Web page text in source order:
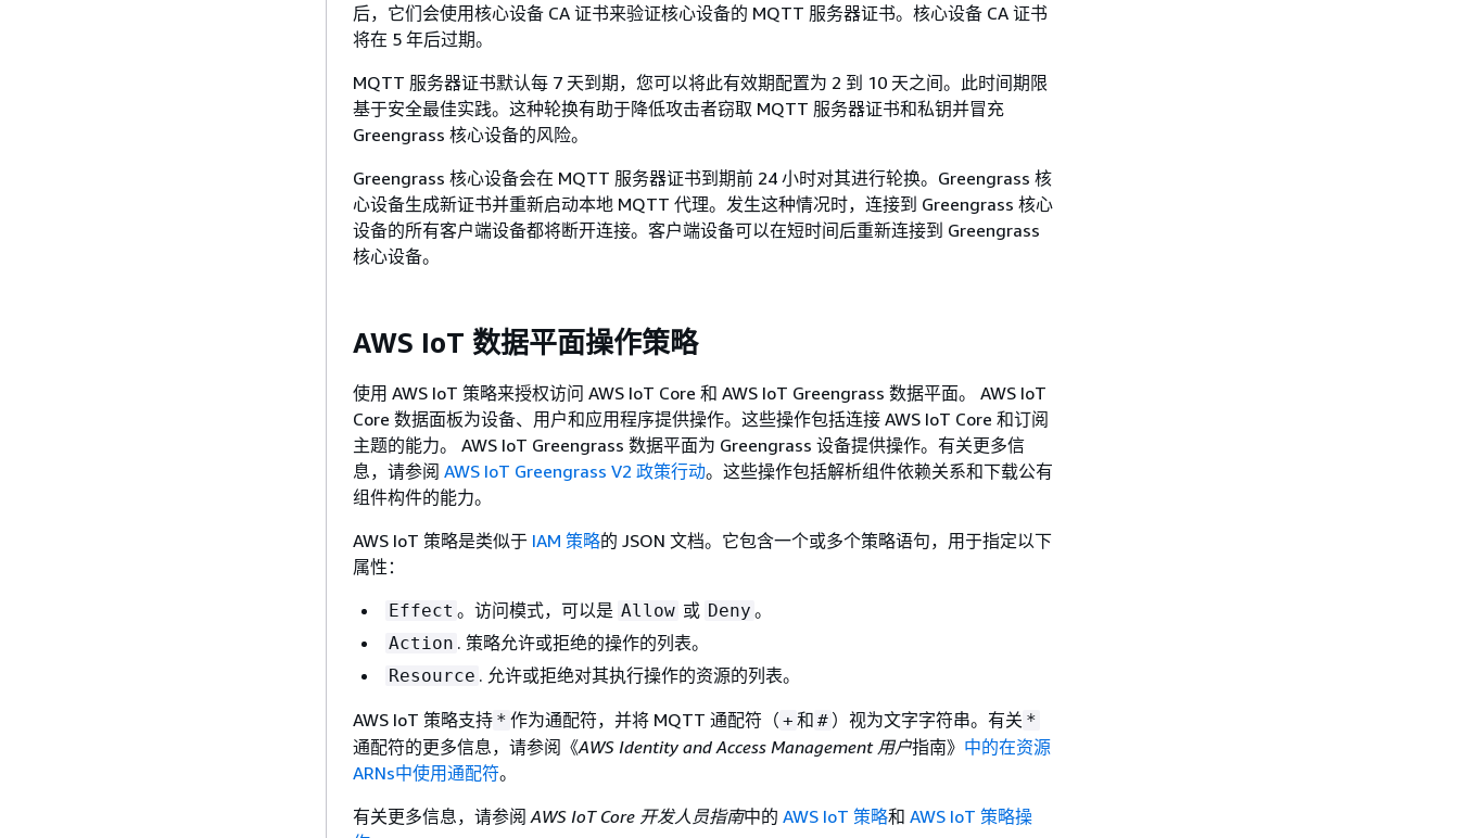
后，它们会使用核心设备 CA 证书来验证核心设备的 MQTT 服务器证书。核心设备 CA 证书
将在 5 年后过期。
MQTT 服务器证书默认每 7 天到期，您可以将此有效期配置为 2 到 10 天之间。此时间期限
基于安全最佳实践。这种轮换有助于降低攻击者窃取 MQTT 服务器证书和私钥并冒充
Greengrass 核心设备的风险。
Greengrass 核心设备会在 MQTT 服务器证书到期前 24 小时对其进行轮换。Greengrass 核
心设备生成新证书并重新启动本地 MQTT 代理。发生这种情况时，连接到 Greengrass 核心
设备的所有客户端设备都将断开连接。客户端设备可以在短时间后重新连接到 Greengrass
核心设备。
AWS IoT 数据平面操作策略
使用 AWS IoT 策略来授权访问 AWS IoT Core 和 AWS IoT Greengrass 数据平面。 AWS IoT
Core 数据面板为设备、用户和应用程序提供操作。这些操作包括连接 AWS IoT Core 和订阅
主题的能力。 AWS IoT Greengrass 数据平面为 Greengrass 设备提供操作。有关更多信
息，请参阅 AWS IoT Greengrass V2 政策行动。这些操作包括解析组件依赖关系和下载公有
组件构件的能力。
AWS IoT 策略是类似于 IAM 策略的 JSON 文档。它包含一个或多个策略语句，用于指定以下
属性：
Effect 。访问模式，可以是 Allow 或 Deny 。
Action . 策略允许或拒绝的操作的列表。
Resource . 允许或拒绝对其执行操作的资源的列表。
AWS IoT 策略支持 * 作为通配符，并将 MQTT 通配符（ + 和 # ）视为文字字符串。有关 *
通配符的更多信息，请参阅《AWS Identity and Access Management 用户指南》 中的在资源
ARNs中使用通配符。
有关更多信息，请参阅AWS IoT Core 开发人员指南中的 AWS IoT 策略和 AWS IoT 策略操